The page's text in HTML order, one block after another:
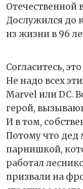
Отечественной
Дослужился до
из жизни в 96
Согласитесь,
Не надо всех
Marvel или DC.
герой,
И в том,
Потому что
парнишкой,
работал
призвали на